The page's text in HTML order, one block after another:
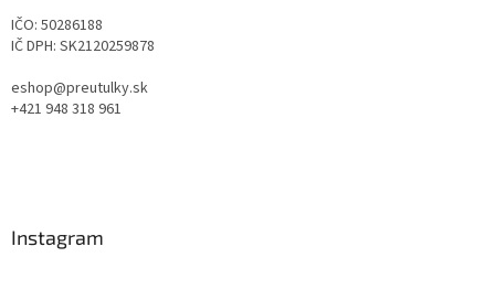
IČO: 50286188
IČ DPH: SK2120259878
eshop@preutulky.sk
+421 948 318 961
Instagram